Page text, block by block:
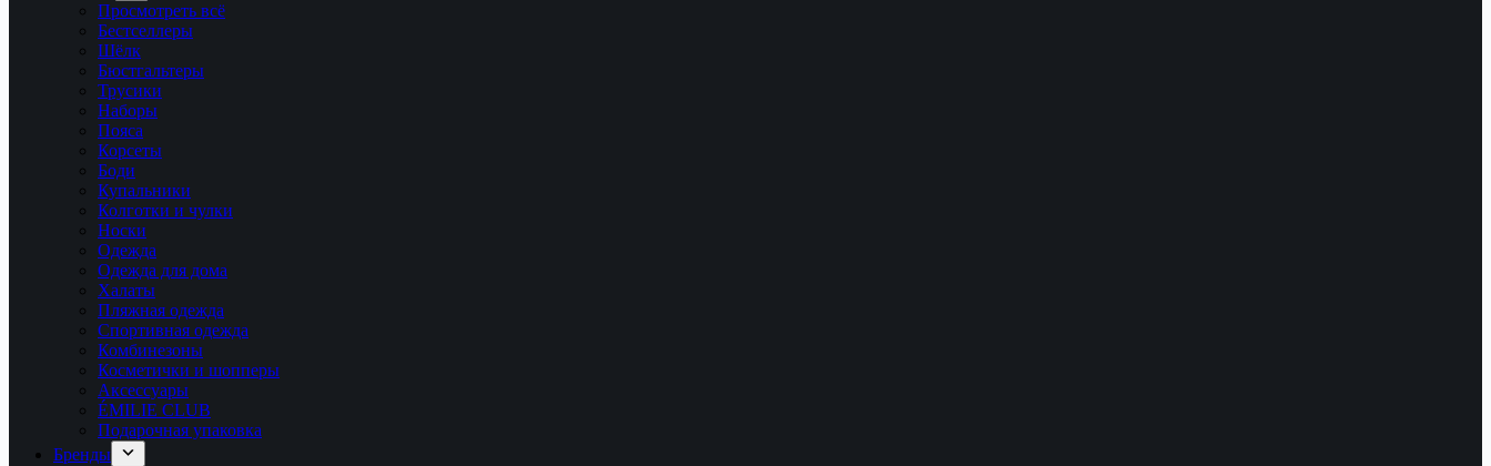
Просмотреть всё
Бестселлеры
Шёлк
Бюстгальтеры
Трусики
Наборы
Пояса
Корсеты
Боди
Купальники
Колготки и чулки
Носки
Одежда
Одежда для дома
Халаты
Пляжная одежда
Спортивная одежда
Комбинезоны
Косметички и шопперы
Аксессуары
ÉMILIE CLUB
Подарочная упаковка
Бренды